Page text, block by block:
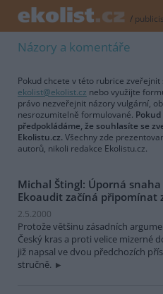
/
Názory a komentáře
Pokud chcete v této rubrice
ekolist@ekolist.cz nebo využijte
právo nezveřejnit názory vulgární,
nesrozumitelně formulované.
předpokládáme, že souhlasíte se
Ekolistu.cz. Všechny zde
autorů, nikoli redakce Ekolistu.cz.
Michal Štingl: Úporná
Ekoaudit začíná připomínat
2.5.2000
Protože většinu zásadních
Český kras a proti velice mizerné
již napsal ve dvou předchozích
stručně.